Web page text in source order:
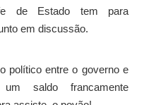
de Estado tem para
em discussão.
político entre o governo e
saldo francamente